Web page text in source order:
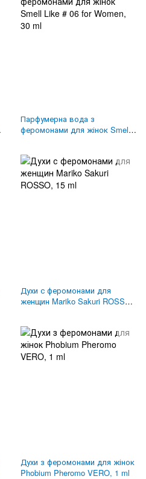
Парфумерна вода з
феромонами для жінок Smell
Духи с феромонами для
женщин Mariko Sakuri ROSSO,
Духи з феромонами для жінок
Phobium Pheromo VERO, 1 ml